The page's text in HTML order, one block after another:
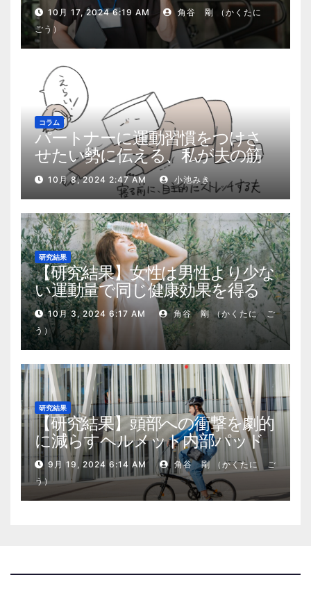
10月 17, 2024 6:19 AM
角谷 剛 （かくたに
ごう）
コラム
パートナーに運動習慣をつけさ
せたい勢に伝える、私が夫の筋
肉量を2kg増やした5ステップ
10月 8, 2024 2:47 AM 小池みき
研究結果
【研究結果】女性は男性より少な
い運動量で同じ健康効果を得る
10月 3, 2024 6:17 AM
角谷 剛 （かくたに ご
う）
研究結果
【研究結果】頭部への衝撃を劇的
に減らすヘルメット内部パッド
9月 19, 2024 6:14 AM
角谷 剛 （かくたに ご
う）